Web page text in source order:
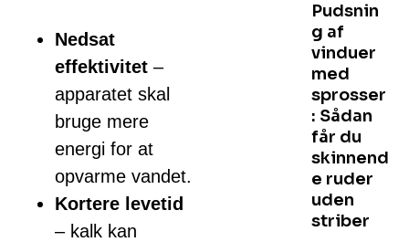
Nedsat
effektivitet –
apparatet skal
bruge mere
energi for at
opvarme vandet.
Kortere levetid
– kalk kan
Pudsnin
g af
vinduer
med
sprosser
: Sådan
får du
skinnend
e ruder
uden
striber